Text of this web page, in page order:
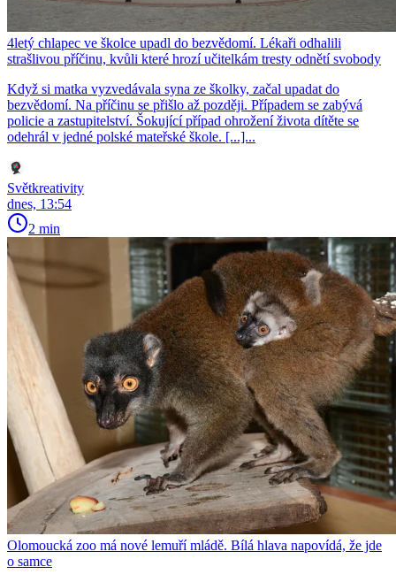
4letý chlapec ve školce upadl do bezvědomí. Lékaři odhalili
strašlivou příčinu, kvůli které hrozí učitelkám tresty odnětí svobody
Když si matka vyzvedávala syna ze školky, začal upadat do
bezvědomí. Na příčinu se přišlo až později. Případem se zabývá
policie a zastupitelství. Šokující případ ohrožení života dítěte se
odehrál v jedné polské mateřské škole. [...]...
Světkreativity
dnes, 13:54
2 min
Olomoucká zoo má nové lemuří mládě. Bílá hlava napovídá, že jde
o samce